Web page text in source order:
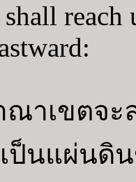
shall
ณาเขตจ
ป็นแผ่นดิ